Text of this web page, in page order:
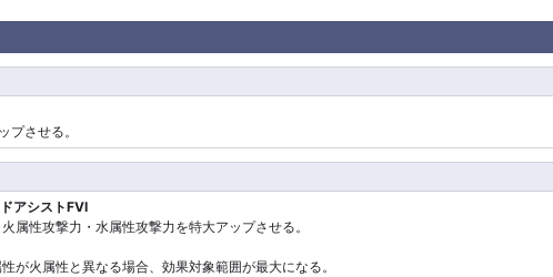
プさせる。
アシストFVI
属性攻撃力・水属性攻撃力を特大アップさせる。
が火属性と異なる場合、効果対象範囲が最大になる。